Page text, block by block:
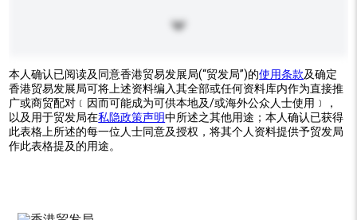
本人确认已阅读及同意香港贸易发展局(“贸发局”)的使用条款及确定
香港贸易发展局可将上述资料编入其全部或任何资料库内作为直接推
广或商贸配对﹝因而可能成为可供本地及/或海外公众人士使用﹞，
以及用于贸发局在私隐政策声明中所述之其他用途；本人确认已获得
此表格上所述的每一位人士同意及授权，将其个人资料提供予贸发局
作此表格提及的用途。